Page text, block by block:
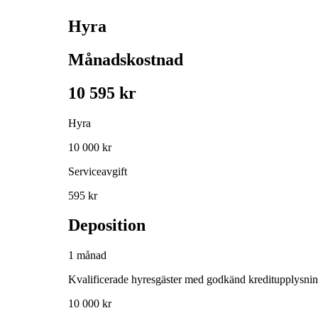
Hyra
Månadskostnad
10 595 kr
Hyra
10 000 kr
Serviceavgift
595 kr
Deposition
1 månad
Kvalificerade hyresgäster med godkänd
10 000 kr